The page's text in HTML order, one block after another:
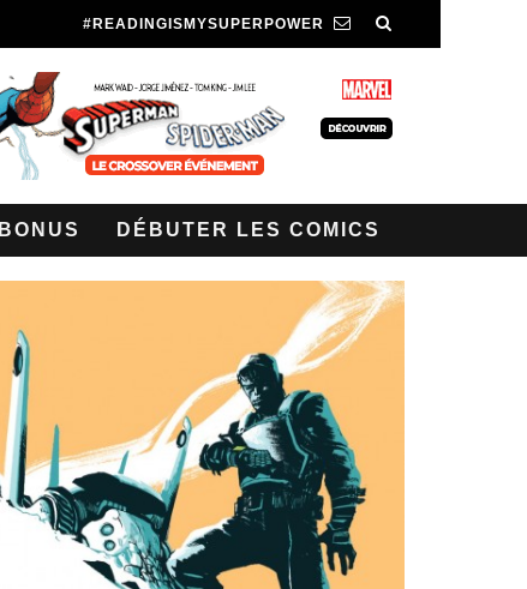
#READINGISMYSUPERPOWER
BONUS DÉBUTER LES COMICS